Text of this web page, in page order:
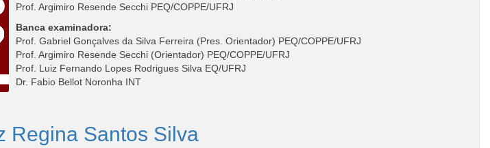
Prof. Argimiro Resende Secchi PEQ/COPPE/UFRJ
Banca examinadora:
Prof. Gabriel Gonçalves da Silva Ferreira (Pres. Orientador) PEQ/COPPE/UFRJ
Prof. Argimiro Resende Secchi (Orientador) PEQ/COPPE/UFRJ
Prof. Luiz Fernando Lopes Rodrigues Silva EQ/UFRJ
Dr. Fabio Bellot Noronha INT
Regina Santos Silva